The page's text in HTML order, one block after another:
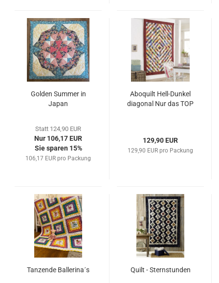
Golden Summer in
Japan
Statt 124,90 EUR
Nur 106,17 EUR
Sie sparen 15%
106,17 EUR pro Packung
Aboquilt Hell-Dunkel
diagonal Nur das TOP
129,90 EUR
129,90 EUR pro Packung
Tanzende Ballerina´s Quilt - Sternstunden